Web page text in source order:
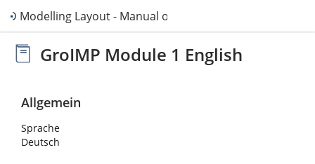
Modelling Layout - Manual object change
GroIMP Module 1 English
Allgemein
Sprache
Deutsch